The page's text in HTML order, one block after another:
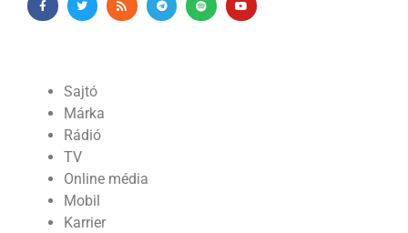
Sajtó
Márka
Rádió
TV
Online média
Mobil
Karrier